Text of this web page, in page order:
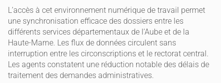
L’accès à cet environnement numérique de travail permet
une synchronisation efficace des dossiers entre les
différents services départementaux de l’Aube et de la
Haute-Marne. Les flux de données circulent sans
interruption entre les circonscriptions et le rectorat central.
Les agents constatent une réduction notable des délais de
traitement des demandes administratives.